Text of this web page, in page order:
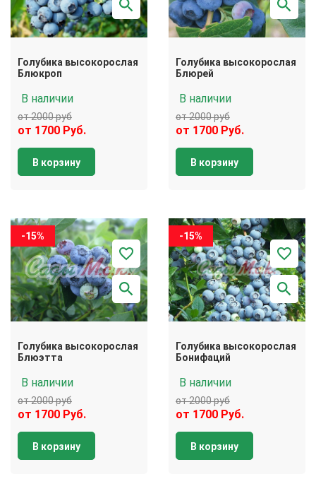
Голубика высокорослая
Блюкроп
В наличии
от 2000 руб
от 1700 Руб.
В корзину
Голубика высокорослая
Блюрей
В наличии
от 2000 руб
от 1700 Руб.
В корзину
-15%
Голубика высокорослая
Блюэтта
В наличии
от 2000 руб
от 1700 Руб.
В корзину
-15%
Голубика высокорослая
Бонифаций
В наличии
от 2000 руб
от 1700 Руб.
В корзину